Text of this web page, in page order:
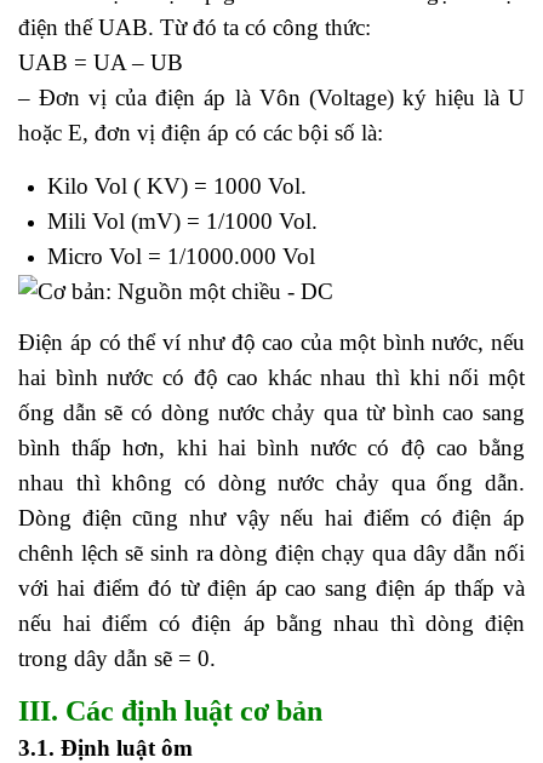
điện thế UAB. Từ đó ta có công thức:
UAB = UA – UB
– Đơn vị của điện áp là Vôn (Voltage) ký hiệu là U
hoặc E, đơn vị điện áp có các bội số là:
Kilo Vol ( KV) = 1000 Vol.
Mili Vol (mV) = 1/1000 Vol.
Micro Vol = 1/1000.000 Vol
Điện áp có thể ví như độ cao của một bình nước, nếu
hai bình nước có độ cao khác nhau thì khi nối một
ống dẫn sẽ có dòng nước chảy qua từ bình cao sang
bình thấp hơn, khi hai bình nước có độ cao bằng
nhau thì không có dòng nước chảy qua ống dẫn.
Dòng điện cũng như vậy nếu hai điểm có điện áp
chênh lệch sẽ sinh ra dòng điện chạy qua dây dẫn nối
với hai điểm đó từ điện áp cao sang điện áp thấp và
nếu hai điểm có điện áp bằng nhau thì dòng điện
trong dây dẫn sẽ = 0.
III. Các định luật cơ bản
3.1. Định luật ôm